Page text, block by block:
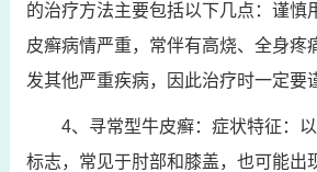
的治疗方法主要包括以下几点：谨慎
皮癣病情严重，常伴有高烧、全身疼
发其他严重疾病，因此治疗时一定要
4、寻常型牛皮癣：症状特征：
标志，常见于肘部和膝盖，也可能出